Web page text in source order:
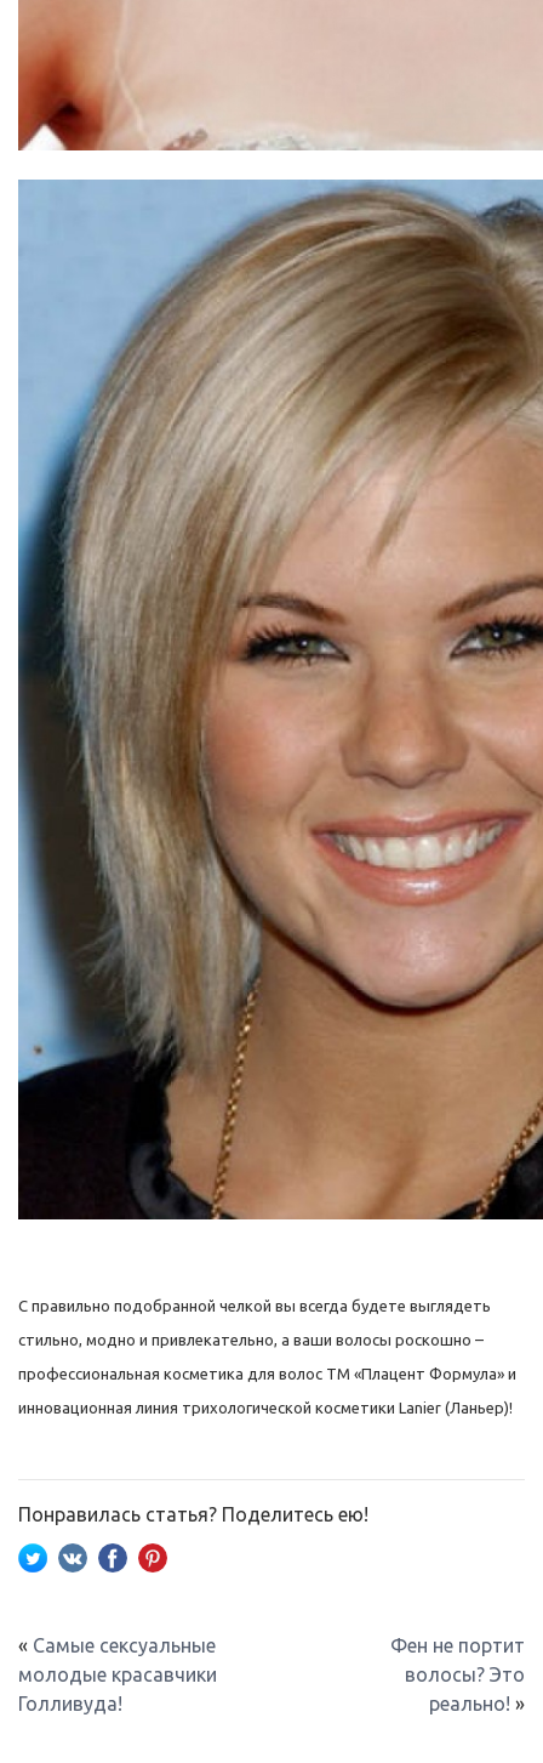
С правильно подобранной челкой вы всегда будете выглядеть
стильно, модно и привлекательно, а ваши волосы роскошно –
профессиональная косметика для волос ТМ «Плацент Формула» и
инновационная линия трихологической косметики Lanier (Ланьер)!
Понравилась статья? Поделитесь ею!
« Самые сексуальные
молодые красавчики
Голливуда!
Фен не портит
волосы? Это
реально! »